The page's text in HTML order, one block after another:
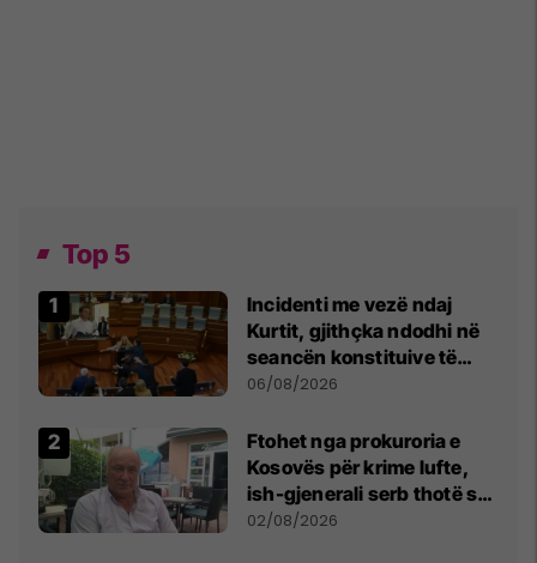
Top 5
Incidenti me vezë ndaj
Kurtit, gjithçka ndodhi në
seancën konstituive të
Kuvendit
06/08/2026
Ftohet nga prokuroria e
Kosovës për krime lufte,
ish-gjenerali serb thotë se
dikush e tradhtoi në
02/08/2026